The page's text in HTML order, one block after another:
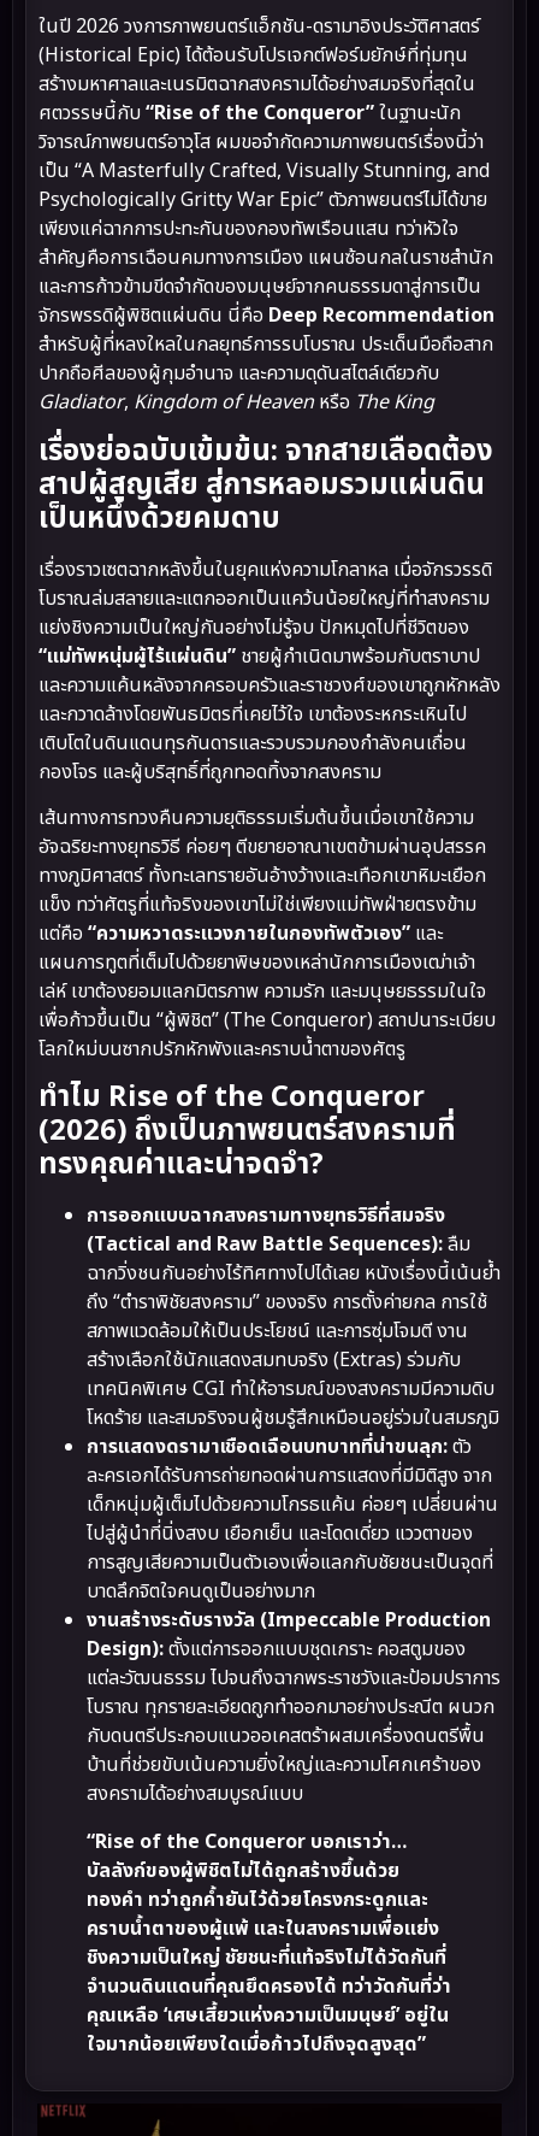
ในปี 2026 วงการภาพยนตร์แอ็กชัน-ดรามาอิงประวัติศาสตร์
(Historical Epic) ได้ต้อนรับโปรเจกต์ฟอร์มยักษ์ที่ทุ่มทุน
สร้างมหาศาลและเนรมิตฉากสงครามได้อย่างสมจริงที่สุดใน
ศตวรรษนี้กับ“Rise of the Conqueror”ในฐานะนัก
วิจารณ์ภาพยนตร์อาวุโส ผมขอจำกัดความภาพยนตร์เรื่องนี้ว่า
เป็น “A Masterfully Crafted, Visually Stunning, and
Psychologically Gritty War Epic” ตัวภาพยนตร์ไม่ได้ขาย
เพียงแค่ฉากการปะทะกันของกองทัพเรือนแสน ทว่าหัวใจ
สำคัญคือการเฉือนคมทางการเมือง แผนซ้อนกลในราชสำนัก
และการก้าวข้ามขีดจำกัดของมนุษย์จากคนธรรมดาสู่การเป็น
จักรพรรดิผู้พิชิตแผ่นดิน นี่คือ Deep Recommendation
สำหรับผู้ที่หลงใหลในกลยุทธ์การรบโบราณ ประเด็นมือถือสาก
ปากถือศีลของผู้กุมอำนาจ และความดุดันสไตล์เดียวกับ
Gladiator, Kingdom of Heavenหรือ The King
เรื่องย่อฉบับเข้มข้น: จากสายเลือดต้อง
สาปผู้สูญเสีย สู่การหลอมรวมแผ่นดิน
เป็นหนึ่งด้วยคมดาบ
เรื่องราวเซตฉากหลังขึ้นในยุคแห่งความโกลาหล เมื่อจักรวรรดิ
โบราณล่มสลายและแตกออกเป็นแคว้นน้อยใหญ่ที่ทำสงคราม
แย่งชิงความเป็นใหญ่กันอย่างไม่รู้จบ ปักหมุดไปที่ชีวิตของ
“แม่ทัพหนุ่มผู้ไร้แผ่นดิน” ชายผู้กำเนิดมาพร้อมกับตราบาป
และความแค้นหลังจากครอบครัวและราชวงศ์ของเขาถูกหักหลัง
และกวาดล้างโดยพันธมิตรที่เคยไว้ใจ เขาต้องระหกระเหินไป
เติบโตในดินแดนทุรกันดารและรวบรวมกองกำลังคนเถื่อน
กองโจร และผู้บริสุทธิ์ที่ถูกทอดทิ้งจากสงคราม
เส้นทางการทวงคืนความยุติธรรมเริ่มต้นขึ้นเมื่อเขาใช้ความ
อัจฉริยะทางยุทธวิธี ค่อยๆ ตีขยายอาณาเขตข้ามผ่านอุปสรรค
ทางภูมิศาสตร์ ทั้งทะเลทรายอันอ้างว้างและเทือกเขาหิมะเยือก
แข็ง ทว่าศัตรูที่แท้จริงของเขาไม่ใช่เพียงแม่ทัพฝ่ายตรงข้าม
แต่คือ “ความหวาดระแวงภายในกองทัพตัวเอง” และ
แผนการทูตที่เต็มไปด้วยยาพิษของเหล่านักการเมืองเฒ่าเจ้า
เล่ห์ เขาต้องยอมแลกมิตรภาพ ความรัก และมนุษยธรรมในใจ
เพื่อก้าวขึ้นเป็น “ผู้พิชิต” (The Conqueror) สถาปนาระเบียบ
โลกใหม่บนซากปรักหักพังและคราบน้ำตาของศัตรู
ทำไม Rise of the Conqueror
(2026) ถึงเป็นภาพยนตร์สงครามที่
ทรงคุณค่าและน่าจดจำ?
การออกแบบฉากสงครามทางยุทธวิธีที่สมจริง
(Tactical and Raw Battle Sequences):ลืม
ฉากวิ่งชนกันอย่างไร้ทิศทางไปได้เลย หนังเรื่องนี้เน้นย้ำ
ถึง “ตำราพิชัยสงคราม” ของจริง การตั้งค่ายกล การใช้
สภาพแวดล้อมให้เป็นประโยชน์ และการซุ่มโจมตี งาน
สร้างเลือกใช้นักแสดงสมทบจริง (Extras) ร่วมกับ
เทคนิคพิเศษ CGI ทำให้อารมณ์ของสงครามมีความดิบ
โหดร้าย และสมจริงจนผู้ชมรู้สึกเหมือนอยู่ร่วมในสมรภูมิ
การแสดงดรามาเชือดเฉือนบทบาทที่น่าขนลุก:ตัว
ละครเอกได้รับการถ่ายทอดผ่านการแสดงที่มีมิติสูง จาก
เด็กหนุ่มผู้เต็มไปด้วยความโกรธแค้น ค่อยๆ เปลี่ยนผ่าน
ไปสู่ผู้นำที่นิ่งสงบ เยือกเย็น และโดดเดี่ยว แววตาของ
การสูญเสียความเป็นตัวเองเพื่อแลกกับชัยชนะเป็นจุดที่
บาดลึกจิตใจคนดูเป็นอย่างมาก
งานสร้างระดับรางวัล (Impeccable Production
Design):ตั้งแต่การออกแบบชุดเกราะ คอสตูมของ
แต่ละวัฒนธรรม ไปจนถึงฉากพระราชวังและป้อมปราการ
โบราณ ทุกรายละเอียดถูกทำออกมาอย่างประณีต ผนวก
กับดนตรีประกอบแนวออเคสตร้าผสมเครื่องดนตรีพื้น
บ้านที่ช่วยขับเน้นความยิ่งใหญ่และความโศกเศร้าของ
สงครามได้อย่างสมบูรณ์แบบ
“Rise of the Conqueror บอกเราว่า…
บัลลังก์ของผู้พิชิตไม่ได้ถูกสร้างขึ้นด้วย
ทองคำ ทว่าถูกค้ำยันไว้ด้วยโครงกระดูกและ
คราบน้ำตาของผู้แพ้ และในสงครามเพื่อแย่ง
ชิงความเป็นใหญ่ ชัยชนะที่แท้จริงไม่ได้วัดกันที่
จำนวนดินแดนที่คุณยึดครองได้ ทว่าวัดกันที่ว่า
คุณเหลือ ‘เศษเสี้ยวแห่งความเป็นมนุษย์’ อยู่ใน
ใจมากน้อยเพียงใดเมื่อก้าวไปถึงจุดสูงสุด”